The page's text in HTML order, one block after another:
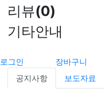
리뷰(0)
기타안내
로그인 장바구니
공지사항
보도자료